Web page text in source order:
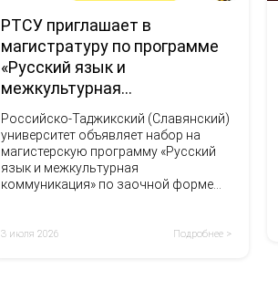
РТСУ приглашает в
магистратуру по программе
«Русский язык и
межкультурная
коммуникация»
Российско-Таджикский (Славянский)
университет объявляет набор на
магистерскую программу «Русский
язык и межкультурная
коммуникация» по заочной форме
3 июля 2026 Подробнее >